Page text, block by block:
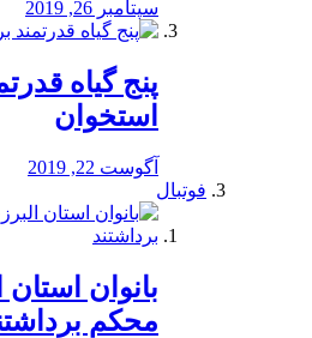
سپتامبر 26, 2019
پنج گیاه
استخوان
آگوست 22, 2019
فوتبال
بانوان استان
محكم